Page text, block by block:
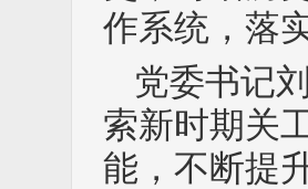
作系统，落
党委书记
索新时期关
能，不断提